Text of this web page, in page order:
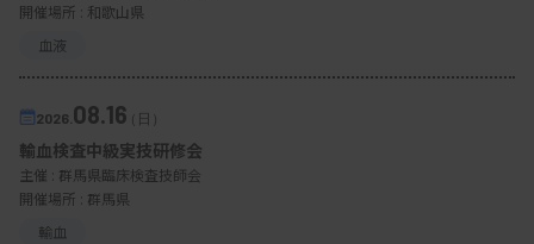
開催場所 : 和歌山県
血液
2026. 08.16（日）
輸血検査中級実技研修会
主催 : 群馬県臨床検査技師会
開催場所 : 群馬県
輸血